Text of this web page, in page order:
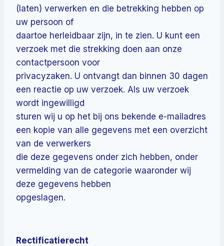
(laten) verwerken en die betrekking hebben op
uw persoon of
daartoe herleidbaar zijn, in te zien. U kunt een
verzoek met die strekking doen aan onze
contactpersoon voor
privacyzaken. U ontvangt dan binnen 30 dagen
een reactie op uw verzoek. Als uw verzoek
wordt ingewilligd
sturen wij u op het bij ons bekende e-mailadres
een kopie van alle gegevens met een overzicht
van de verwerkers
die deze gegevens onder zich hebben, onder
vermelding van de categorie waaronder wij
deze gegevens hebben
opgeslagen.
Rectificatierecht